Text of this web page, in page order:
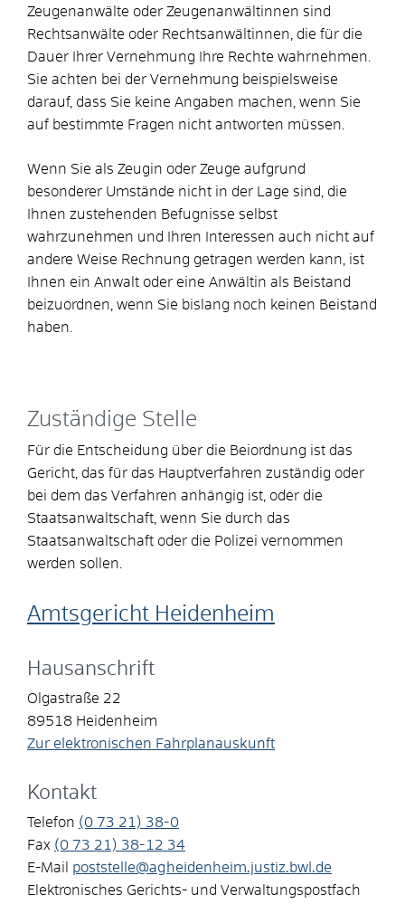
Zeugenanwälte oder Zeugenanwältinnen sind
Rechtsanwälte oder Rechtsanwältinnen, die für die
Dauer Ihrer Vernehmung Ihre Rechte wahrnehmen.
Sie achten bei der Vernehmung beispielsweise
darauf, dass Sie keine Angaben machen, wenn Sie
auf bestimmte Fragen nicht antworten müssen.
Wenn Sie als Zeugin oder Zeuge aufgrund
besonderer Umstände nicht in der Lage sind, die
Ihnen zustehenden Befugnisse selbst
wahrzunehmen und Ihren Interessen auch nicht auf
andere Weise Rechnung getragen werden kann, ist
Ihnen ein Anwalt oder eine Anwältin als Beistand
beizuordnen, wenn Sie bislang noch keinen Beistand
haben.
Zuständige Stelle
Für die Entscheidung über die Beiordnung ist das
Gericht, das für das Hauptverfahren zuständig oder
bei dem das Verfahren anhängig ist, oder die
Staatsanwaltschaft, wenn Sie durch das
Staatsanwaltschaft oder die Polizei vernommen
werden sollen.
Amtsgericht Heidenheim
Hausanschrift
Olgastraße 22
89518 Heidenheim
Zur elektronischen Fahrplanauskunft
Kontakt
Telefon (0 73 21) 38-0
Fax (0 73 21) 38-12 34
E-Mail
poststelle@agheidenheim.justiz.bwl.de
Elektronisches Gerichts- und Verwaltungspostfach